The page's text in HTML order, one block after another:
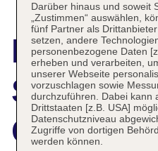
Grand
Darüber hinaus und soweit
„Zustimmen“ auswählen,
fünf Partner als
setzen, andere
personenbezogene Daten
erheben und verarbeiten,
unserer Webseite
vorzuschlagen sowie
durchzuführen. Dabei kann
Drittstaaten [z.B. USA]
Datenschutzniveau
Zugriffe von dortigen
werden können.